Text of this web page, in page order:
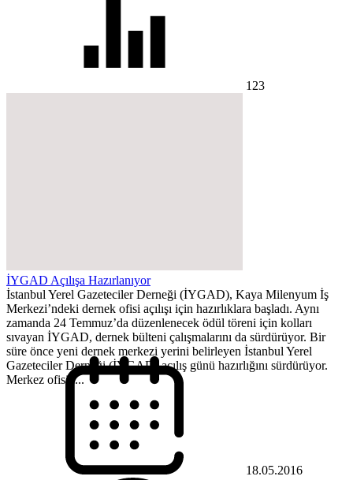
123
İYGAD Açılışa Hazırlanıyor
İstanbul Yerel Gazeteciler Derneği (İYGAD), Kaya Milenyum İş
Merkezi’ndeki dernek ofisi açılışı için hazırlıklara başladı. Aynı
zamanda 24 Temmuz’da düzenlenecek ödül töreni için kolları
sıvayan İYGAD, dernek bülteni çalışmalarını da sürdürüyor. Bir
süre önce yeni dernek merkezi yerini belirleyen İstanbul Yerel
Gazeteciler Derneği (İYGAD) açılış günü hazırlığını sürdürüyor.
Merkez ofisin...
18.05.2016